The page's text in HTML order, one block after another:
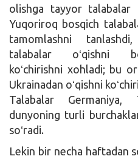
olishga tayyor
Yuqoriroq bosqich
tamomlashni
talabalar oʻqishni
koʻchirishni xohladi; bu
Ukrainadan oʻqishni
Talabalar
dunyoning turli
soʻradi.
Lekin bir necha haftadan